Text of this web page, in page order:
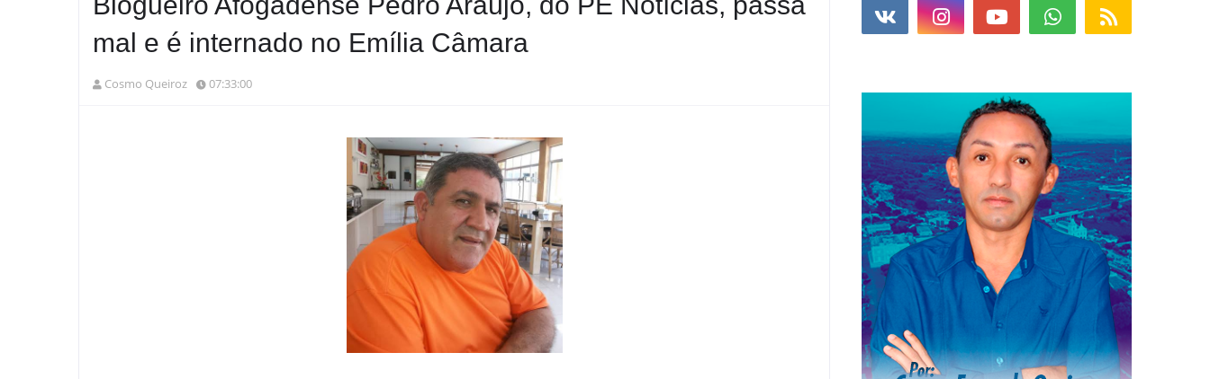
mal e é internado no Emília Câmara
Cosmo Queiroz 07:33:00